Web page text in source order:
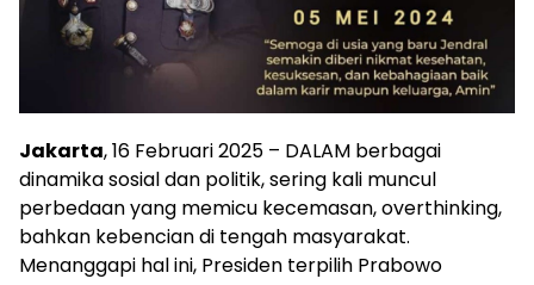
Jakarta, 16 Februari 2025 – DALAM berbagai
dinamika sosial dan politik, sering kali muncul
perbedaan yang memicu kecemasan, overthinking,
bahkan kebencian di tengah masyarakat.
Menanggapi hal ini, Presiden terpilih Prabowo